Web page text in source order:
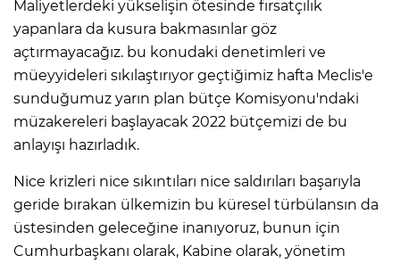
Maliyetlerdeki yükselişin ötesinde fırsatçılık
yapanlara da kusura bakmasınlar göz
açtırmayacağız. bu konudaki denetimleri ve
müeyyideleri sıkılaştırıyor geçtiğimiz hafta Meclis'e
sunduğumuz yarın plan bütçe Komisyonu'ndaki
müzakereleri başlayacak 2022 bütçemizi de bu
anlayışı hazırladık.
Nice krizleri nice sıkıntıları nice saldırıları başarıyla
geride bırakan ülkemizin bu küresel türbülansın da
üstesinden geleceğine inanıyoruz, bunun için
Cumhurbaşkanı olarak, Kabine olarak, yönetim